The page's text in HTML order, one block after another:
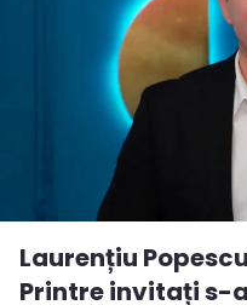
Laurențiu
Printre invitați s-